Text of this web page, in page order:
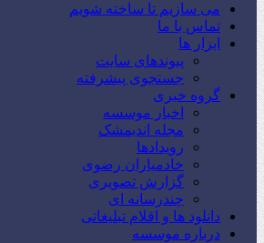
می سازیم تا ساخته شویم
تماس با ما
ابزار ها
پیوندهای سایت
جستجوی پیشرفته
گروه خبری
اخبار موسسه
مجله اندیمشک
رویدادها
خادمیاران رضوی
گزارش تصویری
چندرسانه ای
دانلود ها و اقلام تبلیغاتی
درباره موسسه